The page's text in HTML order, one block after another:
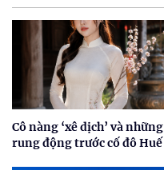
Cô nàng ‘xê dịch’ và những
rung động trước cố đô Huế